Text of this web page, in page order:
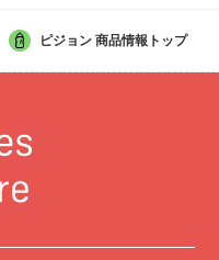
ピジョン 商品情報トップ